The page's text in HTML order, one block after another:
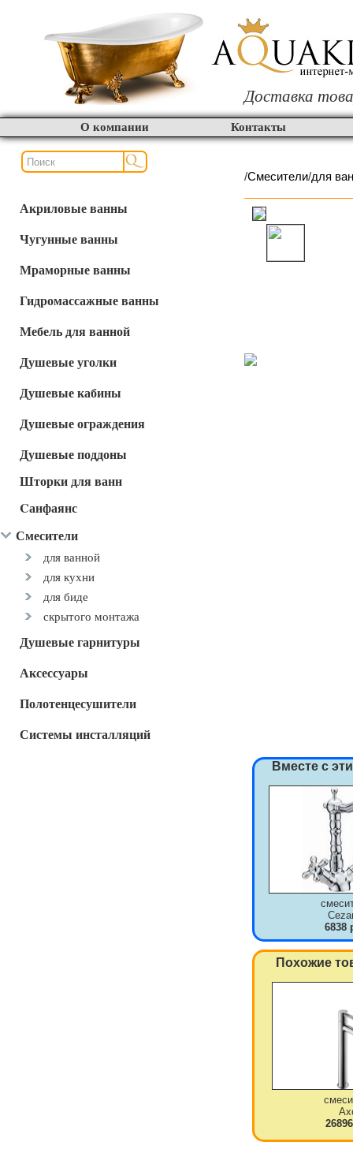
Доставка
О компании Контакты
Акриловые ванны
Чугунные ванны
Мраморные ванны
Гидромассажные ванны
Мебель для ванной
Душевые уголки
Душевые кабины
Душевые ограждения
Душевые поддоны
Шторки для ванн
Cанфаянс
Смесители
для ванной
для кухни
для биде
скрытого монтажа
Душевые гарнитуры
Аксессуары
Полотенцесушители
Системы инсталляций
/Смесители/для
Вместе с
6838
Похожие